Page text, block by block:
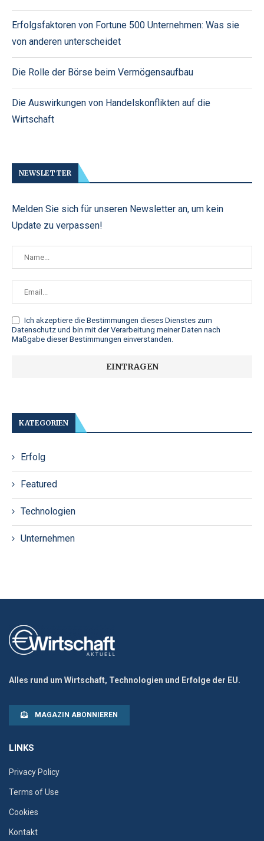
Erfolgsfaktoren von Fortune 500 Unternehmen: Was sie
von anderen unterscheidet
Die Rolle der Börse beim Vermögensaufbau
Die Auswirkungen von Handelskonflikten auf die
Wirtschaft
NEWSLETTER
Melden Sie sich für unseren Newsletter an, um kein
Update zu verpassen!
Ich akzeptiere die Bestimmungen dieses Dienstes zum
Datenschutz und bin mit der Verarbeitung meiner Daten nach
Maßgabe dieser Bestimmungen einverstanden.
KATEGORIEN
Erfolg
Featured
Technologien
Unternehmen
Alles rund um Wirtschaft, Technologien und Erfolge der EU.
MAGAZIN ABONNIEREN
LINKS
Privacy Policy
Terms of Use
Cookies
Kontakt